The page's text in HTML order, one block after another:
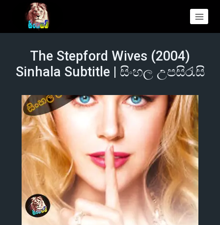
The Stepford Wives (2004)
Sinhala Subtitle | සිංහල උපසිරැසි